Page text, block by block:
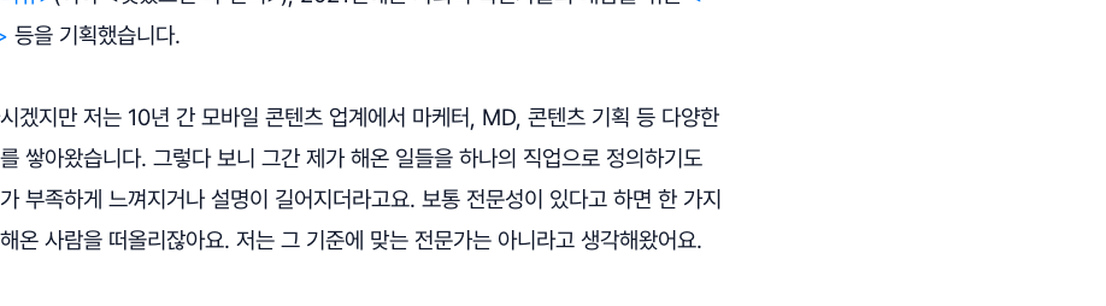
등을 기획했습니다.
겠지만 저는 10년 간 모바일 콘텐츠 업계에서 마케터, MD, 콘텐츠 기획 등 다양한
쌓아왔습니다. 그렇다 보니 그간 제가 해온 일들을 하나의 직업으로 정의하기도
부족하게 느껴지거나 설명이 길어지더라고요. 보통 전문성이 있다고 하면 한 가지
온 사람을 떠올리잖아요. 저는 그 기준에 맞는 전문가는 아니라고 생각해왔어요.